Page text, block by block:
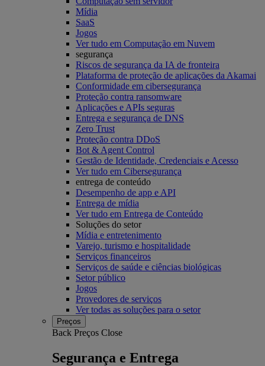
Mídia
SaaS
Jogos
Ver tudo em Computação em Nuvem
segurança
Riscos de segurança da IA de fronteira
Plataforma de proteção de aplicações da Akamai
Conformidade em cibersegurança
Proteção contra ransomware
Aplicações e APIs seguras
Entrega e segurança de DNS
Zero Trust
Proteção contra DDoS
Bot & Agent Control
Gestão de Identidade, Credenciais e Acesso
Ver tudo em Cibersegurança
entrega de conteúdo
Desempenho de app e API
Entrega de mídia
Ver tudo em Entrega de Conteúdo
Soluções do setor
Mídia e entretenimento
Varejo, turismo e hospitalidade
Serviços financeiros
Serviços de saúde e ciências biológicas
Setor público
Jogos
Provedores de serviços
Ver todas as soluções para o setor
Preços
Back Preços Close
Segurança e Entrega